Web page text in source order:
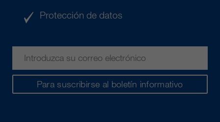
Para suscribirse al boletín informativo
Protección de datos